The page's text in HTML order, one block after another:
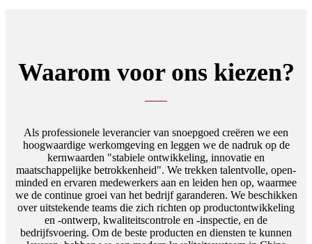
Waarom voor ons kiezen?
Als professionele leverancier van snoepgoed creëren we een
hoogwaardige werkomgeving en leggen we de nadruk op de
kernwaarden "stabiele ontwikkeling, innovatie en
maatschappelijke betrokkenheid". We trekken talentvolle, open-
minded en ervaren medewerkers aan en leiden hen op, waarmee
we de continue groei van het bedrijf garanderen. We beschikken
over uitstekende teams die zich richten op productontwikkeling
en -ontwerp, kwaliteitscontrole en -inspectie, en de
bedrijfsvoering. Om de beste producten en diensten te kunnen